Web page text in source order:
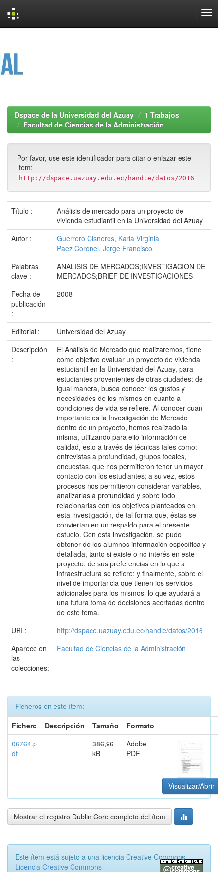
Dspace de la Universidad del Azuay
1 Trabajos
Facultad de Ciencias de la Administración
Por favor, use este identificador para citar o enlazar este
ítem:
http://dspace.uazuay.edu.ec/handle/datos/2016
Título :
Análisis de mercado para un proyecto de
vivienda estudiantil en la Universidad del Azuay
Autor :
Guerrero Cisneros, Karla Virginia
Paez Coronel, Jorge Francisco
Palabras
clave :
ANALISIS DE MERCADOS;INVESTIGACION DE
MERCADOS;BRIEF DE INVESTIGACIONES
Fecha de
publicación
:
2008
Editorial :
Universidad del Azuay
Descripción
:
El Análisis de Mercado que realizaremos, tiene
como objetivo evaluar un proyecto de vivienda
estudiantil en la Universidad del Azuay, para
estudiantes provenientes de otras ciudades; de
igual manera, busca conocer los gustos y
necesidades de los mismos en cuanto a
condiciones de vida se refiere. Al conocer cuan
importante es la Investigación de Mercado
dentro de un proyecto, hemos realizado la
misma, utilizando para ello información de
calidad, esto a través de técnicas tales como:
entrevistas a profundidad, grupos focales,
encuestas, que nos permitieron tener un mayor
contacto con los estudiantes; a su vez, estos
procesos nos permitieron considerar variables,
analizarlas a profundidad y sobre todo
relacionarlas con los objetivos planteados en
esta investigación, de tal forma que, éstas se
conviertan en un respaldo para el presente
estudio. Con esta investigación, se pudo
obtener de los alumnos información específica y
detallada, tanto si existe o no interés en este
proyecto; de sus preferencias en lo que a
infraestructura se refiere; y finalmente, sobre el
nivel de importancia que tienen los servicios
adicionales para los mismos, lo que ayudará a
una futura toma de decisiones acertadas dentro
de este tema.
URI :
http://dspace.uazuay.edu.ec/handle/datos/2016
Aparece en
las
colecciones:
Facultad de Ciencias de la Administración
Ficheros en este ítem:
Fichero
Descripción Tamaño
Formato
06764.p
df
386,96
kB
Adobe
PDF
Visualizar/Abrir
Mostrar el registro Dublin Core completo del ítem
Este ítem está sujeto a una licencia Creative Commons
Licencia Creative Commons